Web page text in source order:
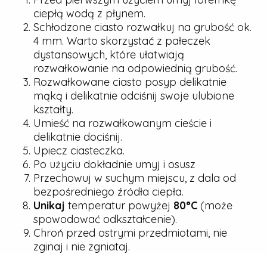
ciepłą wodą z płynem.
Schłodzone ciasto rozwałkuj na grubość ok.
4 mm. Warto skorzystać z pałeczek
dystansowych, które ułatwiają
rozwałkowanie na odpowiednią grubość.
Rozwałkowane ciasto posyp delikatnie
mąką i delikatnie odciśnij swoje ulubione
kształty.
Umieść na rozwałkowanym cieście i
delikatnie dociśnij.
Upiecz ciasteczka.
Po użyciu dokładnie umyj i osusz
Przechowuj w suchym miejscu, z dala od
bezpośredniego źródła ciepła.
Unikaj temperatur powyżej 80°C (może
spowodować odkształcenie).
Chroń przed ostrymi przedmiotami, nie
zginaj i nie zgniataj.